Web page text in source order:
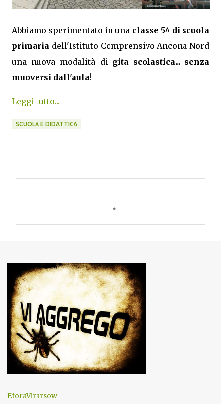
Abbiamo sperimentato in una classe 5^ di scuola
primaria dell'Istituto Comprensivo Ancona Nord
una nuova modalità di gita scolastica... senza
muoversi dall'aula!
Leggi tutto...
SCUOLA E DIDATTICA
n
t
i
EforaVirarsow